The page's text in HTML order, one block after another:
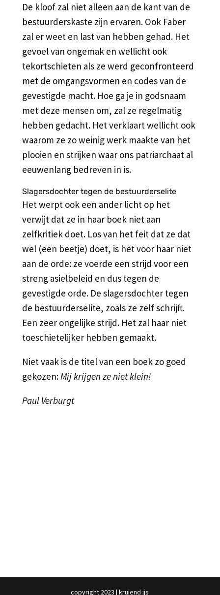
De kloof zal niet alleen aan de kant van de
bestuurderskaste zijn ervaren. Ook Faber
zal er weet en last van hebben gehad. Het
gevoel van ongemak en wellicht ook
tekortschieten als ze werd geconfronteerd
met de omgangsvormen en codes van de
gevestigde macht. Hoe ga je in godsnaam
met deze mensen om, zal ze regelmatig
hebben gedacht. Het verklaart wellicht ook
waarom ze zo weinig werk maakte van het
plooien en strijken waar ons patriarchaat al
eeuwenlang bedreven in is.
Slagersdochter tegen de bestuurderselite
Het werpt ook een ander licht op het
verwijt dat ze in haar boek niet aan
zelfkritiek doet. Los van het feit dat ze dat
wel (een beetje) doet, is het voor haar niet
aan de orde: ze voerde een strijd voor een
streng asielbeleid en dus tegen de
gevestigde orde. De slagersdochter tegen
de bestuurderselite, zoals ze zelf schrijft.
Een zeer ongelijke strijd. Het zal haar niet
toeschietelijker hebben gemaakt.
Niet vaak is de titel van een boek zo goed
gekozen: Mij krijgen ze niet klein!
Paul Verburgt
copyright 2023 | kruiend ijs